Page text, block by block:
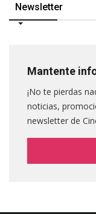
Newsletter
Mantente
¡No te pierdas
noticias,
newsletter de